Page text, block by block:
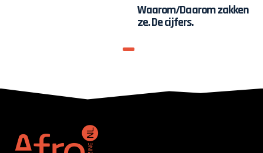
Waarom/Daarom zakken
ze. De cijfers.